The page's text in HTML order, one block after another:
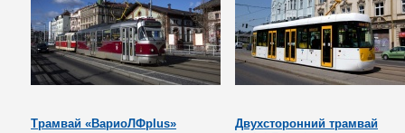
Tрамвай «ВариоЛФplus»
Двухсторонний трамвай